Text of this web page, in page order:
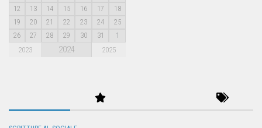
12
13 14 15 16 17
18
19
20 21 22 23 24
25
26
27 28 29 30 31 1
2023 2024 2025